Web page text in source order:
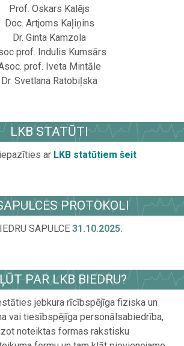
Prof. Oskars Kalējs
Doc. Artjoms Kaļiņins
Dr. Ginta Kamzola
prof. Indulis Kumsārs
prof. Iveta Mintāle
Dr. Svetlana Ratobiļska
LKB STATŪTI
ar LKB statūtiem šeit
PROTOKOLI
SAPULCE 31.10.2025.
PAR LKB BIEDRU?
jebkura rīcībspējīga fiziska un
vai tiesībspējīga personālsabiedrība,
noteiktas formas rakstisku